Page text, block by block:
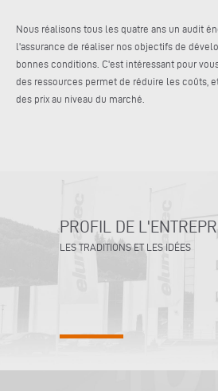
Nous réalisons tous les quatre ans un audit
l'assurance de réaliser nos objectifs de
bonnes conditions. C'est intéressant pour
des ressources permet de réduire les coûts,
des prix au niveau du marché.
PROFIL DE
LES TRADITIONS ET LES IDÉES